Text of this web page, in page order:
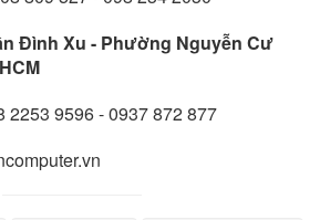
Đình Xu - Phường Nguyễn Cư
9596 - 0937 872 877